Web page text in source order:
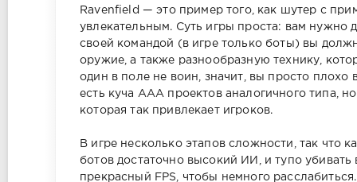
Ravenfield — это пример того, как шутер с
увлекательным. Суть игры проста: вам нужно
своей командой (в игре только боты) вы
оружие, а также разнообразную технику,
один в поле не воин, значит, вы просто плохо
есть куча AAA проектов аналогичного типа,
которая так привлекает игроков.
В игре несколько этапов сложности, так что
ботов достаточно высокий ИИ, и тупо
прекрасный FPS, чтобы немного расслабиться.